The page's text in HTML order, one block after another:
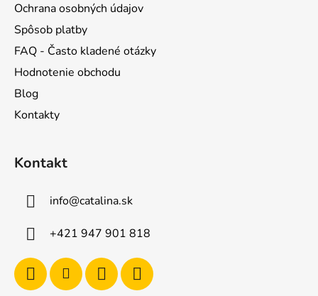
Ochrana osobných údajov
Spôsob platby
FAQ - Často kladené otázky
Hodnotenie obchodu
Blog
Kontakty
Kontakt
info@catalina.sk
+421 947 901 818